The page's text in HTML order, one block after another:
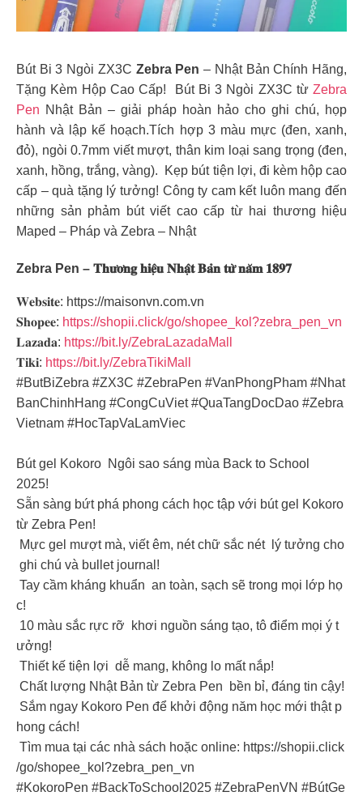
Bút Bi 3 Ngòi ZX3C Zebra Pen – Nhật Bản Chính Hãng,
Tặng Kèm Hộp Cao Cấp! Bút Bi 3 Ngòi ZX3C từ Zebra
Pen Nhật Bản – giải pháp hoàn hảo cho ghi chú, họp
hành và lập kế hoạch.Tích hợp 3 màu mực (đen, xanh,
đỏ), ngòi 0.7mm viết mượt, thân kim loại sang trọng (đen,
xanh, hồng, trắng, vàng). Kẹp bút tiện lợi, đi kèm hộp cao
cấp – quà tặng lý tưởng! Công ty cam kết luôn mang đến
những sản phảm bút viết cao cấp từ hai thương hiệu
Maped – Pháp và Zebra – Nhật
Zebra Pen – 𝐓𝐡𝐮̛𝐨̛𝐧𝐠 𝐡𝐢𝐞̣̂𝐮 𝐍𝐡𝐚̣̂𝐭 𝐁𝐚̉𝐧 𝐭𝐮̛̀ 𝐧𝐚̆𝐦 𝟏𝟖𝟗𝟕
𝐖𝐞𝐛𝐬𝐢𝐭𝐞: https://maisonvn.com.vn
𝐒𝐡𝐨𝐩𝐞𝐞: https://shopii.click/go/shopee_kol?zebra_pen_vn
𝐋𝐚𝐳𝐚𝐝𝐚: https://bit.ly/ZebraLazadaMall
𝐓𝐢𝐤𝐢: https://bit.ly/ZebraTikiMall
#ButBiZebra #ZX3C #ZebraPen #VanPhongPham #Nhat
BanChinhHang #CongCuViet #QuaTangDocDao #Zebra
Vietnam #HocTapVaLamViec
Bút gel Kokoro Ngôi sao sáng mùa Back to School
2025!
Sẵn sàng bứt phá phong cách học tập với bút gel Kokoro
từ Zebra Pen! ️
Mực gel mượt mà, viết êm, nét chữ sắc nét lý tưởng cho
ghi chú và bullet journal!
️ Tay cầm kháng khuẩn an toàn, sạch sẽ trong mọi lớp họ
c!
10 màu sắc rực rỡ khơi nguồn sáng tạo, tô điểm mọi ý t
ưởng!
Thiết kế tiện lợi dễ mang, không lo mất nắp!
Chất lượng Nhật Bản từ Zebra Pen bền bỉ, đáng tin cậy!
Sắm ngay Kokoro Pen để khởi động năm học mới thật p
hong cách!
Tìm mua tại các nhà sách hoặc online: https://shopii.click
/go/shopee_kol?zebra_pen_vn
#KokoroPen #BackToSchool2025 #ZebraPenVN #BútGe